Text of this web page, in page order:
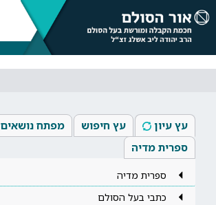
עץ עיון עץ חיפוש
מפתח נושאים
ספרית מדיה
ספרית מדיה
כתבי בעל הסולם